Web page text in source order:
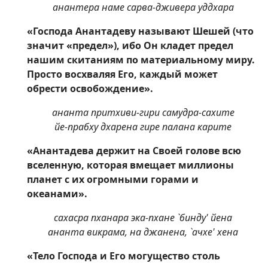
анантера наме сарва-дживера уддхара
«Господа Анантадеву называют Шешей (что
значит «предел»), ибо Он кладет предел
нашим скитаниям по материальному миру.
Просто восхваляя Его, каждый может
обрести освобождение».
ананта притхиви-гири самудра-сахите
йе-прабху дхарена гире палана карите
«Анантадева держит на Своей голове всю
вселенную, которая вмещает миллионы
планет с их огромными горами и
океанами».
сахасра пханара эка-пхане `бинду' йена
ананта викрама, на джанена, `ачхе' хена
«Тело Господа и Его могущество столь